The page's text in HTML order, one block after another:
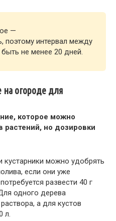
—
поэтому интервал между
не менее 20 дней.
огороде для
которое можно
растений, но дозировки
можно удобрять
если они уже
развести 40 г
одного дерева
а для кустов
л.